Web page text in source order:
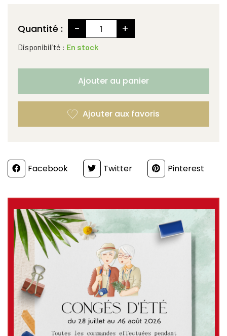
Quantité : - +
Disponibilité : En stock
Ajouter au panier
PartagerFacebook Twitter Pinterest